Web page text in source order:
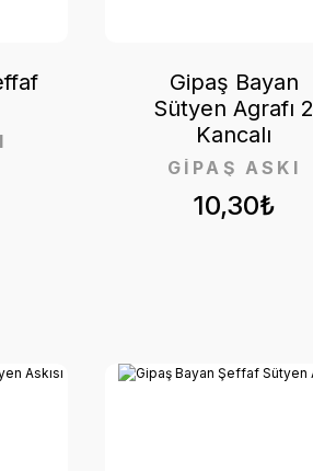
10,30₺
GİPAŞ ASKI
Gipaş Bayan
Sütyen Agrafı 2
Kancalı